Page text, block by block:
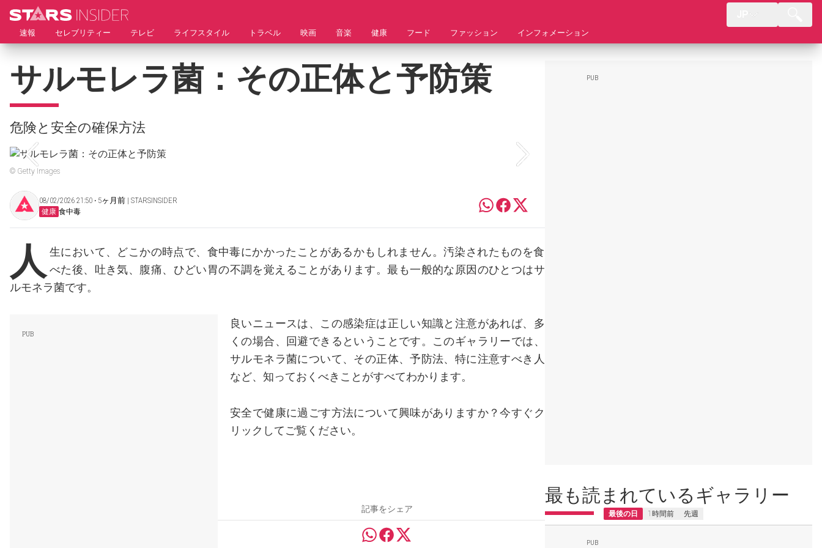
速報 セレブリティー テレビ ライフスタイル トラベル 映画 音楽 健康 フード ファッション インフォメーション
サルモレラ菌：その正体と予防策
危険と安全の確保方法
© Getty Images
08/02/2026 21:50 ‧ 5ヶ月前 | STARSINSIDER
健康 食中毒
人 生において、どこかの時点で、食中毒にかかったことがあるかもしれません。汚染されたものを食
べた後、吐き気、腹痛、ひどい胃の不調を覚えることがあります。最も一般的な原因のひとつはサ
ルモネラ菌です。
良いニュースは、この感染症は正しい知識と注意があれば、多
くの場合、回避できるということです。このギャラリーでは、
サルモネラ菌について、その正体、予防法、特に注意すべき人
など、知っておくべきことがすべてわかります。
安全で健康に過ごす方法について興味がありますか？今すぐク
リックしてご覧ください。
記事をシェア
最も読まれているギャラリー
最後の日 1時間前 先週